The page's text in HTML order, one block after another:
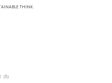
THINK.
1）